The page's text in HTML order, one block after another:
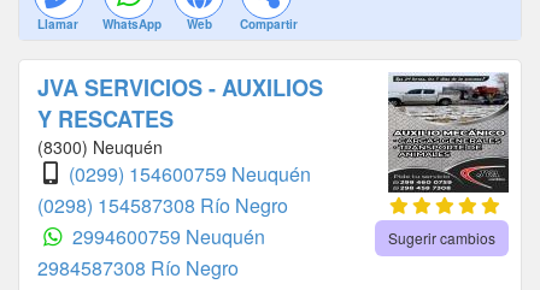
Llamar WhatsApp Web Compartir
JVA SERVICIOS - AUXILIOS
Y RESCATES
(8300) Neuquén
(0299) 154600759 Neuquén
(0298) 154587308 Río Negro
2994600759 Neuquén
2984587308 Río Negro
Sugerir cambios